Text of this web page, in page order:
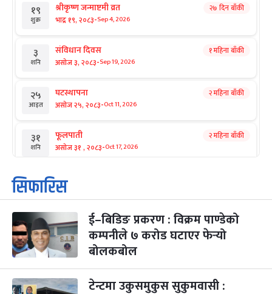
१९
शुक्र
श्रीकृष्ण जन्माष्टमी व्रत
भाद्र १९, २०८३-Sep 4, 2026
२७ दिन बाँकी
३
शनि
संविधान दिवस
असोज ३, २०८३-Sep 19, 2026
१ महिना बाँकी
२५
आइत
घटस्थापना
असोज २५, २०८३-Oct 11, 2026
२ महिना बाँकी
३१
शनि
फूलपाती
असोज ३१ , २०८३-Oct 17, 2026
२ महिना बाँकी
१
आइत
कार्तिक सङ्क्रान्ति
कार्तिक १, २०८३
३
मंगल
महानवमी
कार्तिक ३, २०८३-Oct 20, 2026
२ महिना बाँकी
४
सिफारिस
ई–बिडिङ प्रकरण : विक्रम पाण्डेको
कम्पनीले ७ करोड घटाएर फेर्‍यो
बोलकबोल
टेन्टमा उकुसमुकुस सुकुमवासी :